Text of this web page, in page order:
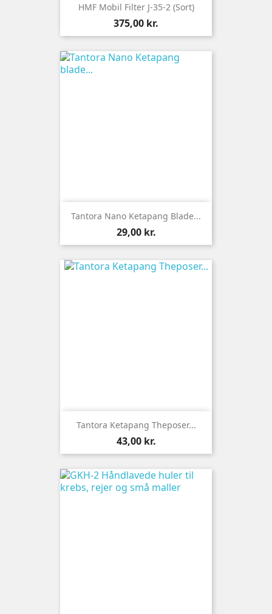
HMF Mobil Filter J-35-2 (Sort)
Pris
375,00 kr.
Tantora Nano Ketapang Blade...
Pris
29,00 kr.
Tantora Ketapang Theposer...
Pris
43,00 kr.